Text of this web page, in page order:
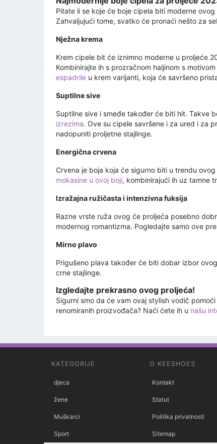
Pitate li se koje će boje cipela biti moderne
Zahvaljujući tome, svatko će pronaći nešto za
Nježna krema
Krem cipele bit će iznimno moderne u proljeće
Kombinirajte ih s prozračnom haljinom s
espadrile u krem ​​varijanti, koja će savršeno
Suptilne sive
Suptilne sive i smeđe također će biti hit. Takve
izrezima. Ove su cipele savršene i za ured i za
nadopuniti proljetne stajlinge.
Energična crvena
Crvena je boja koja će sigurno biti u trendu
mokasine u ovoj boji, kombinirajući ih uz tamne
Izražajna ružičasta i intenzivna fuksija
Razne vrste ruža ovog će proljeća posebno
modernog romantizma. Pogledajte samo ove
Mirno plavo
Prigušeno plava također će biti dobar izbor
crne stajlinge.
Izgledajte prekrasno ovog proljeća!
Sigurni smo da će vam ovaj stylish vodič
renomiranih proizvođača? Naći ćete ih u našu
KATEGORIJE
djeca
žene
Muškarci
Sport
O KEESHOES
Kontakt
Statut
Politika privatnosti
Sitemap